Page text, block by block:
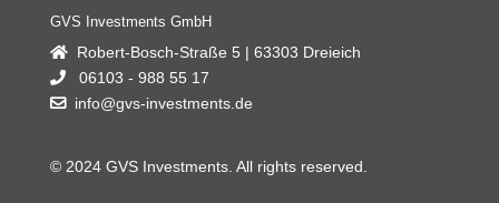
GVS Investments GmbH
Robert-Bosch-Straße 5 | 63303 Dreieich
06103 - 988 55 17
info@gvs-investments.de
© 2024 GVS Investments. All rights reserved.